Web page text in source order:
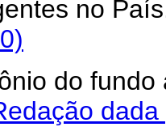
no
do